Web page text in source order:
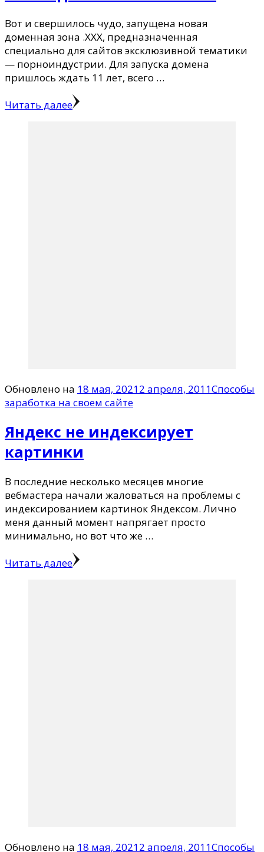
Вот и свершилось чудо, запущена новая
доменная зона .XXX, предназначенная
специально для сайтов эксклюзивной тематики
— порноиндустрии. Для запуска домена
пришлось ждать 11 лет, всего …
Читать далее
Обновлено на 18 мая, 20212 апреля, 2011Способы
заработка на своем сайте
Яндекс не индексирует
картинки
В последние несколько месяцев многие
вебмастера начали жаловаться на проблемы с
индексированием картинок Яндексом. Лично
меня данный момент напрягает просто
минимально, но вот что же …
Читать далее
Обновлено на 18 мая, 20212 апреля, 2011Способы